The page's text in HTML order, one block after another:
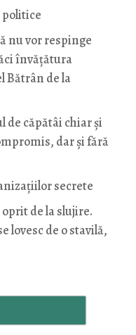
nu vor respinge
învățătura
Bătrân de la
de căpătâi chiar și
dar și fără
secrete
de la slujire.
lovesc de o stavilă,